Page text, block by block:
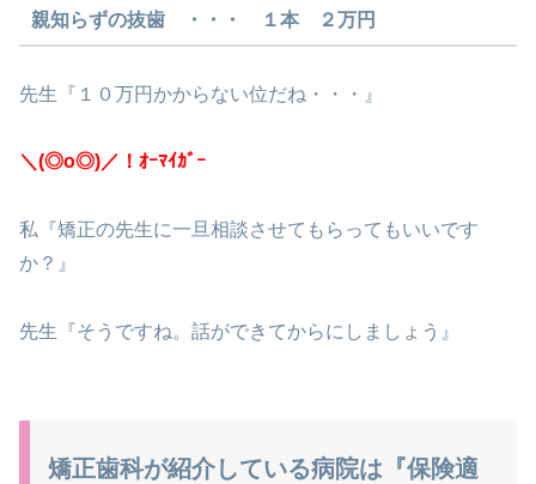
親知らずの抜歯 ・・・ １本 ２万円
先生『１０万円かからない位だね・・・』
＼(◎o◎)／！ｵｰﾏｲｶﾞｰ
私『矯正の先生に一旦相談させてもらってもいいです
か？』
先生『そうですね。話ができてからにしましょう』
矯正歯科が紹介している病院は『保険適